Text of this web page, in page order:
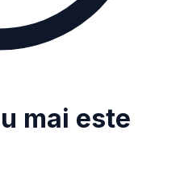
mai este